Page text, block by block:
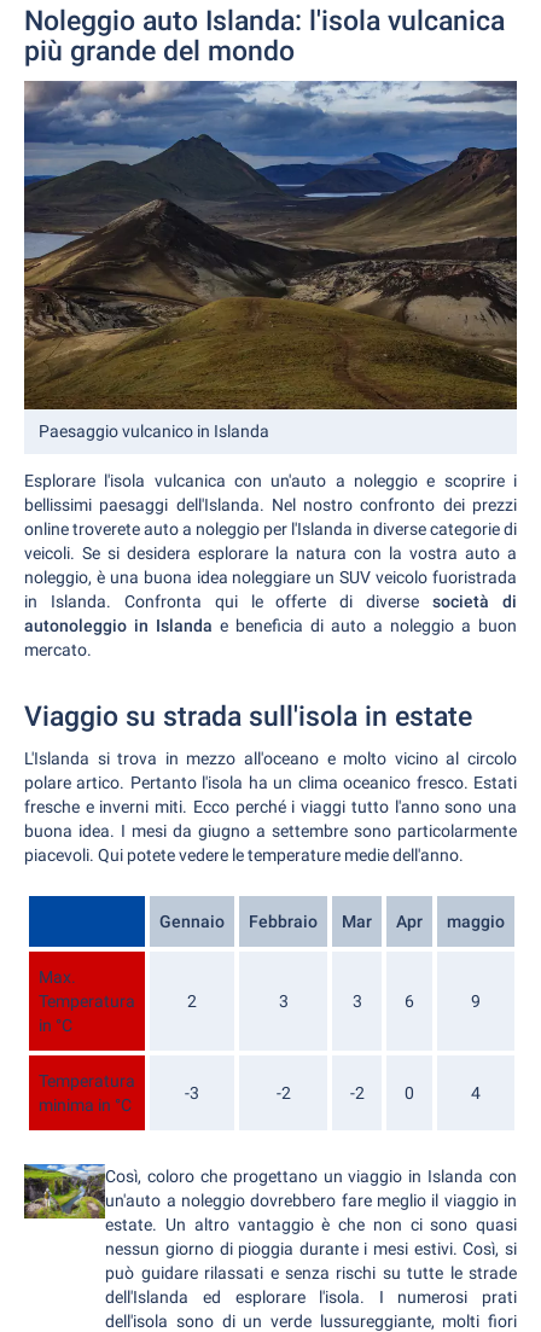
Noleggio auto Islanda: l'isola vulcanica
più grande del mondo
Paesaggio vulcanico in Islanda
Esplorare l'isola vulcanica con un'auto a noleggio e scoprire i
bellissimi paesaggi dell'Islanda. Nel nostro confronto dei prezzi
online troverete auto a noleggio per l'Islanda in diverse categorie di
veicoli. Se si desidera esplorare la natura con la vostra auto a
noleggio, è una buona idea noleggiare un SUV veicolo fuoristrada
in Islanda. Confronta qui le offerte di diversesocietà di
autonoleggio in Islanda e beneficia di auto a noleggio a buon
mercato.
Viaggio su strada sull'isola in estate
L'Islanda si trova in mezzo all'oceano e molto vicino al circolo
polare artico. Pertanto l'isola ha un clima oceanico fresco. Estati
fresche e inverni miti. Ecco perché i viaggi tutto l'anno sono una
buona idea. I mesi da giugno a settembre sono particolarmente
piacevoli. Qui potete vedere le temperature medie dell'anno.
Gennaio Febbraio Mar Apr maggio
Max.
Temperatura
in °C
2 3 3 6 9
Temperatura
minima in °C
-3 -2 -2 0 4
Così, coloro che progettano un viaggio in Islanda con
un'auto a noleggio dovrebbero fare meglio il viaggio in
estate. Un altro vantaggio è che non ci sono quasi
nessun giorno di pioggia durante i mesi estivi. Così, si
può guidare rilassati e senza rischi su tutte le strade
dell'Islanda ed esplorare l'isola. I numerosi prati
dell'isola sono di un verde lussureggiante, molti fiori